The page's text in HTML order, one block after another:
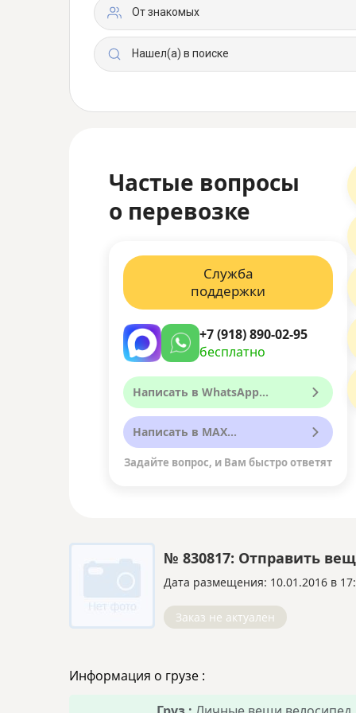
От знакомых
Нашел(а) в поиске
Частые вопросы
о перевозке
Служба
поддержки
+7 (918) 890-02-95
бесплатно
Написать в WhatsApp...
Написать в MAX...
Задайте вопрос, и Вам быстро ответят
№ 830817: Отправить
Дата размещения: 10.01.2016 в
Заказ не актуален
Информация о грузе :